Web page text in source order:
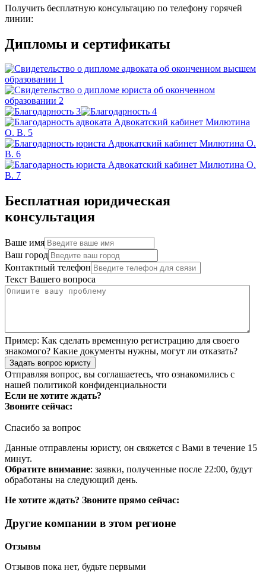
Получить бесплатную консультацию по телефону горячей
линии:
Дипломы и сертификаты
Бесплатная юридическая
консультация
Ваше имя
Ваш город
Контактный телефон
Текст Вашего вопроса
Пример: Как сделать временную регистрацию для своего
знакомого? Какие документы нужны, могут ли отказать?
Задать вопрос юристу
Отправляя вопрос, вы соглашаетесь, что ознакомились с
нашей политикой конфиденциальности
Если не хотите ждать?
Звоните сейчас:
Спасибо за вопрос
Данные отправлены юристу, он свяжется с Вами в течение 15
минут.
Обратите внимание: заявки, полученные после 22:00, будут
обработаны на следующий день.
Не хотите ждать? Звоните прямо сейчас:
Другие компании в этом регионе
Отзывы
Отзывов пока нет, будьте первыми